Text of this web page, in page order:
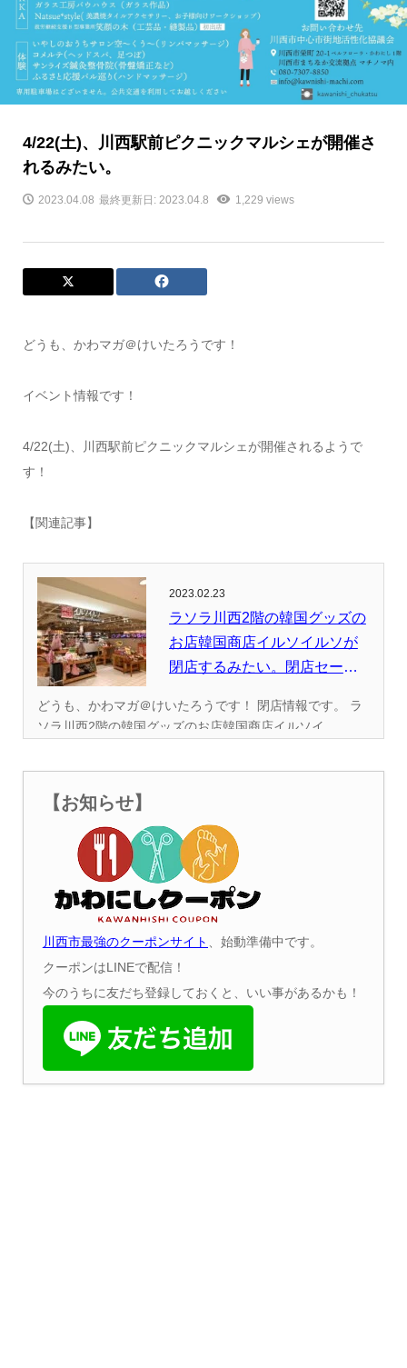
4/22(土)、川西駅前ピクニックマルシェが開催さ
れるみたい。
2023.04.08 最終更新日: 2023.04.8 1,229 views
どうも、かわマガ＠けいたろうです！
イベント情報です！
4/22(土)、川西駅前ピクニックマルシェが開催されるようで
す！
【関連記事】
2023.02.23
ラソラ川西2階の韓国グッズの
お店韓国商店イルソイルソが
閉店するみたい。閉店セール
どうも、かわマガ＠けいたろうです！ 閉店情報です。 ラ
ソラ川西2階の韓国グッズのお店韓国商店イルソイ...
【お知らせ】
川西市最強のクーポンサイト
、始動準備中です。
クーポンはLINEで配信！
今のうちに友だち登録しておくと、いい事があるかも！